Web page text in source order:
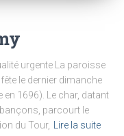
urgente La paroisse
le dernier dimanche
en 1696). Le char, datant
parcourt le
du Tour, Lire la suite